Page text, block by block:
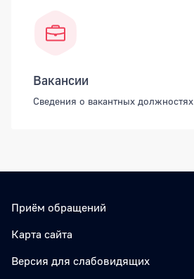
Вакансии
Сведения о вакантных должностях
Приём обращений
Карта сайта
Версия для слабовидящих